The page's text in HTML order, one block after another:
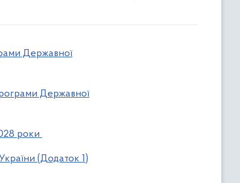
Державної
Державної
роки
(Додаток 1)